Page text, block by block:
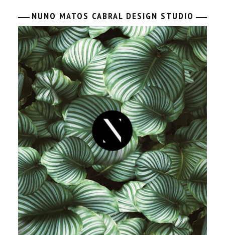
NUNO MATOS CABRAL DESIGN STUDIO